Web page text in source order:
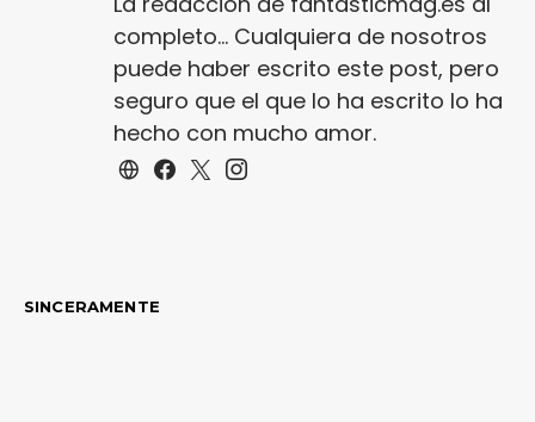
completo... Cualquiera de nosotros
puede haber escrito este post, pero
seguro que el que lo ha escrito lo ha
hecho con mucho amor.
SINCERAMENTE